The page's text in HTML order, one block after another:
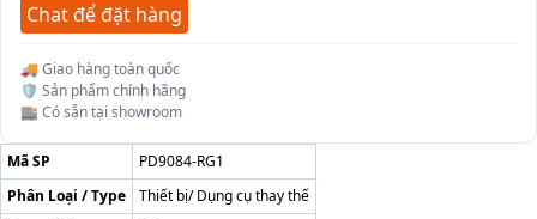
Chat để đặt hàng
🚚 Giao hàng toàn quốc
🛡️ Sản phẩm chính hãng
🏬 Có sẵn tại showroom
Mã SP
PD9084-RG1
Phân Loại / Type
Thiết bị/ Dụng cụ thay thế